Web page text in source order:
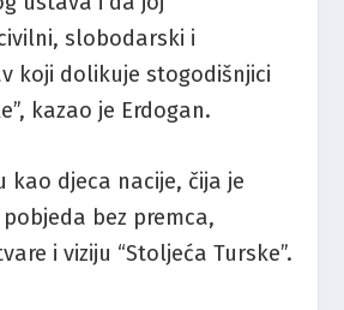
slobodarski i
koji dolikuje stogodišnjici
kazao je Erdogan.
kao djeca nacije, čija je
bez premca,
i viziju “Stoljeća Turske”.